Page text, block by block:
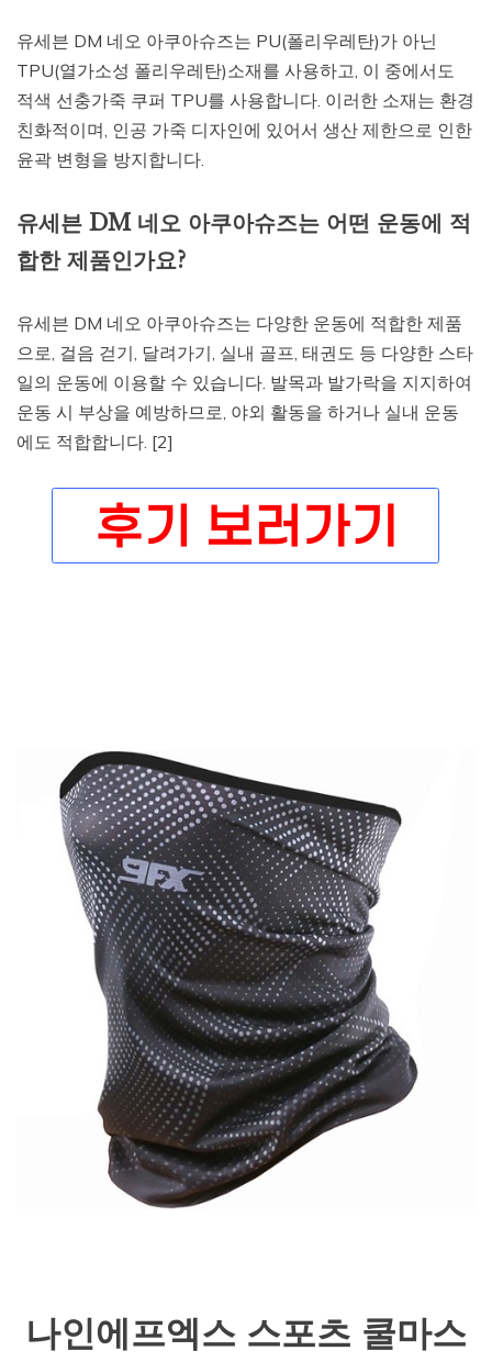
유세븐 DM 네오 아쿠아슈즈는 PU(폴리우레탄)가 아닌
TPU(열가소성 폴리우레탄)소재를 사용하고, 이 중에서도
적색 선충가죽 쿠퍼 TPU를 사용합니다. 이러한 소재는 환경
친화적이며, 인공 가죽 디자인에 있어서 생산 제한으로 인한
윤곽 변형을 방지합니다.
유세븐 DM 네오 아쿠아슈즈는 어떤 운동에 적
합한 제품인가요?
유세븐 DM 네오 아쿠아슈즈는 다양한 운동에 적합한 제품
으로, 걸음 걷기, 달려가기, 실내 골프, 태권도 등 다양한 스타
일의 운동에 이용할 수 있습니다. 발목과 발가락을 지지하여
운동 시 부상을 예방하므로, 야외 활동을 하거나 실내 운동
에도 적합합니다. [2]
나인에프엑스 스포츠 쿨마스